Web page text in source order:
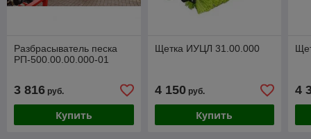
Разбрасыватель песка
РП-500.00.00.000-01
3 816 руб.
Купить
Щетка ИУЦЛ 31.00.000
4 150руб.
Купить
4